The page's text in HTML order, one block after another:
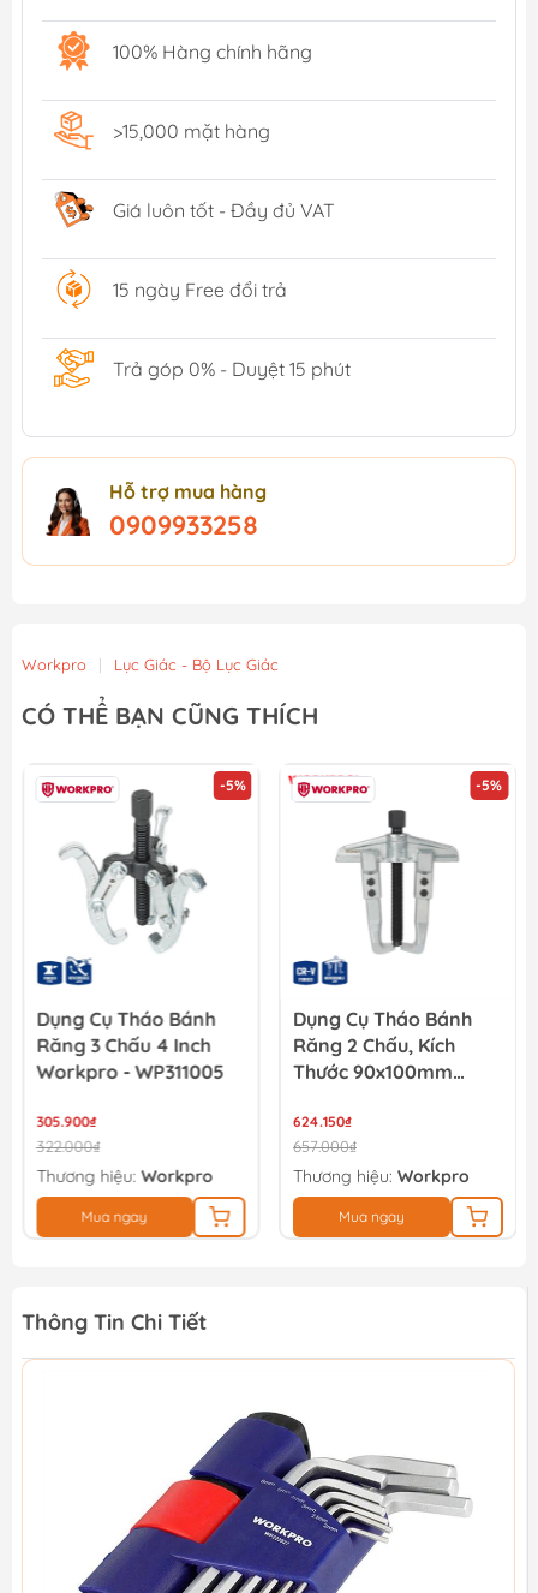
100% Hàng chính hãng
>15,000 mặt hàng
Giá luôn tốt - Đầy đủ VAT
15 ngày Free đổi trả
Trả góp 0% - Duyệt 15 phút
Hỗ trợ mua hàng
0909933258
Workpro | Lục Giác - Bộ Lục Giác
CÓ THỂ BẠN CŨNG THÍCH
-5%
Dụng Cụ Tháo Bánh
Răng 3 Chấu 4 Inch
Workpro - WP311005
305.900₫
322.000₫
Thương hiệu: Workpro
Mua ngay
-5%
Dụng Cụ Tháo Bánh
Răng 2 Chấu, Kích
Thước 90x100mm
624.150₫
657.000₫
Thương hiệu: Workpro
Mua ngay
Thông Tin Chi Tiết